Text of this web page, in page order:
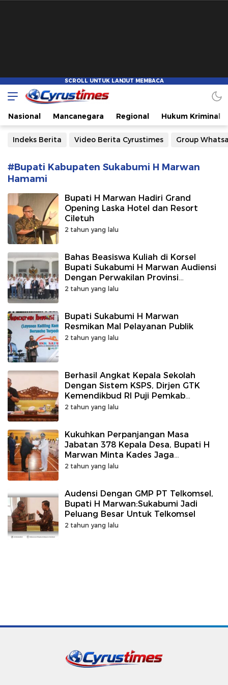
Cyrustimes.com
Cepat Tajam dan Akurat
Nasional Mancanegara Regional Hukum Kriminal
Indeks Berita Video Berita Cyrustimes Group
#Bupati Kabupaten Sukabumi H Marwan
Hamami
Bupati H Marwan Hadiri Grand
Opening Laska Hotel dan Resort
Ciletuh
2 tahun yang lalu
Bahas Beasiswa Kuliah di Korsel
Bupati Sukabumi H Marwan Audiensi
Dengan Perwakilan Provinsi
Gyeongsangnam do
2 tahun yang lalu
Bupati Sukabumi H Marwan
Resmikan Mal Pelayanan Publik
2 tahun yang lalu
Berhasil Angkat Kepala Sekolah
Dengan Sistem KSPS, Dirjen GTK
Kemendikbud RI Puji Pemkab
Sukabumi
2 tahun yang lalu
Kukuhkan Perpanjangan Masa
Jabatan 378 Kepala Desa, Bupati H
Marwan Minta Kades Jaga
Kepercayaan Masyarakat
2 tahun yang lalu
Audensi Dengan GMP PT Telkomsel,
Bupati H Marwan:Sukabumi Jadi
Peluang Besar Untuk Telkomsel
2 tahun yang lalu